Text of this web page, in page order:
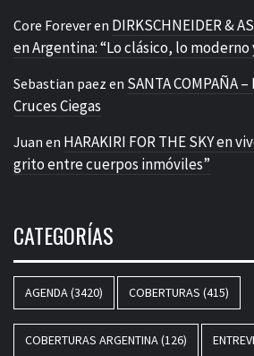
Core Foreveren DIRKSCHNEIDER &
en Argentina: “Lo clásico, lo moderno
Sebastian paez en SANTA COMPAÑA
Cruces Ciegas
Juan en HARAKIRI FOR THE SKY en
grito entre cuerpos inmóviles”
CATEGORÍAS
AGENDA(3420) COBERTURAS (415)
COBERTURAS ARGENTINA(126)